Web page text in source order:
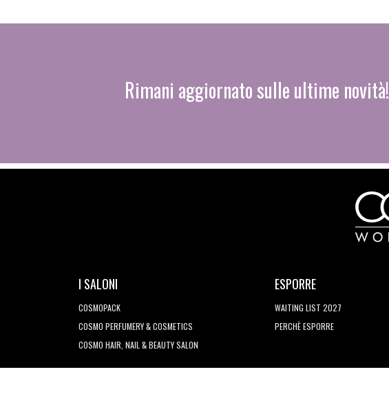
Rimani aggiornato sulle ultime novità!
I SALONI
COSMOPACK
COSMO PERFUMERY & COSMETICS
COSMO HAIR, NAIL & BEAUTY SALON
ESPORRE
WAITING LIST 2027
PERCHÈ ESPORRE